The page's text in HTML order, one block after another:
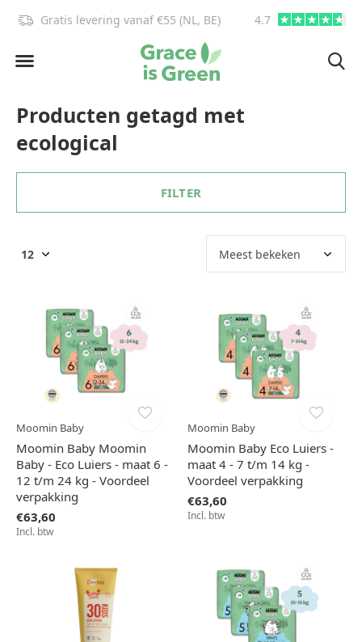
Gratis levering vanaf €55 (NL, BE) 4.7
Producten getagd met
ecological
FILTER
Moomin Baby
Moomin Baby Moomin
Baby - Eco Luiers - maat 6 -
12 t/m 24 kg - Voordeel
verpakking
€63,60
Incl. btw
Moomin Baby
Moomin Baby Eco Luiers -
maat 4 - 7 t/m 14 kg -
Voordeel verpakking
€63,60
Incl. btw